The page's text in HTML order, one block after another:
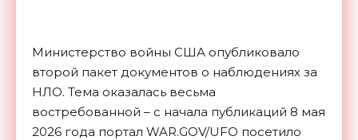
Министерство войны США опубликовало
второй пакет документов о наблюдениях за
НЛО. Тема оказалась весьма
востребованной – с начала публикаций 8 мая
2026 года портал WAR.GOV/UFO посетило